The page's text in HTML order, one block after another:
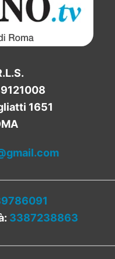
1651
3387238863